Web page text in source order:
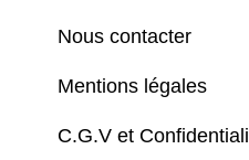
Nous contacter
Mentions légales
C.G.V et